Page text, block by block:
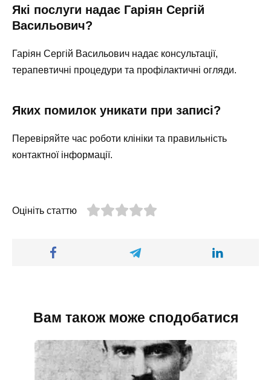
Які послуги надає Гаріян Сергій
Васильович?
Гаріян Сергій Васильович надає консультації,
терапевтичні процедури та профілактичні огляди.
Яких помилок уникати при записі?
Перевіряйте час роботи клініки та правильність
контактної інформації.
Оцініть статтю
Вам також може сподобатися